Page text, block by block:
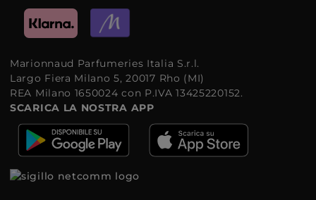
Marionnaud Parfumeries Italia S.r.l.
Largo Fiera Milano 5, 20017 Rho (MI)
REA Milano 1650024 con P.IVA 13425220152.
SCARICA LA NOSTRA APP